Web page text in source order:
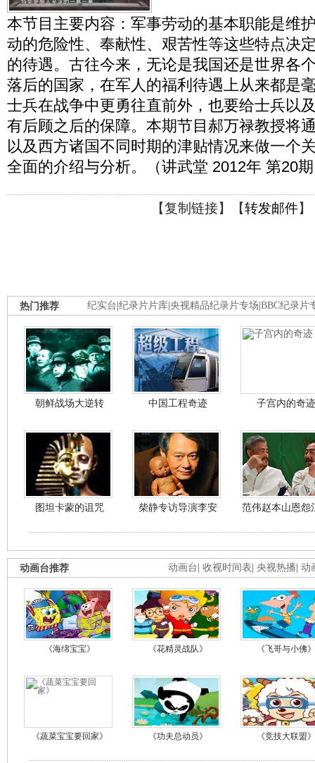
本节目主要内容：军事劳动的基本职能是维
动的危险性、奉献性、艰苦性等这些特点决
的待遇。古往今来，无论是我国还是世界各
落后的国家，在军人的福利待遇上从来都是
士兵在战争中更勇往直前外，也要给士兵以
有后顾之后的保障。本期节目郝万禄教授将
以及西方诸国不同时期的津贴情况来做一个
全面的介绍与分析。（讲武堂 2012年 第20
【复制链接】【转发邮件】
纪实台 纪录片片库 央视精品纪录片专场 BBC纪录片
热门推荐
朝鲜战场大逆转 中国工程奇迹 子宫内的奇迹
图坦卡蒙的诅咒 柴静专访导演李安 范伟赵本山恩怨
动画台 收视时间表 央视热播 动
动画台推荐
《海绵宝宝》 《花精灵战队》 《飞哥与小佛》
《蔬菜宝宝要回家》 《功夫总动员》 《竞技大联盟》